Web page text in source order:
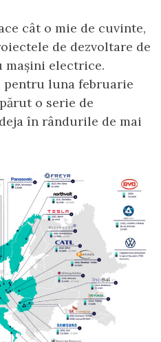
cât o mie de cuvinte,
de dezvoltare de
electrice.
luna februarie
o serie de
în rândurile de mai